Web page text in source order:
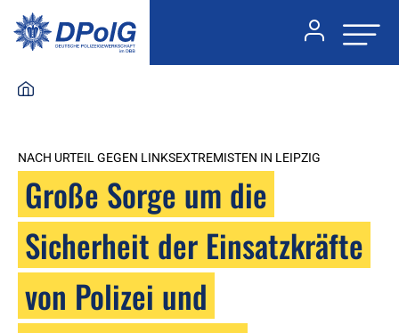
NACH URTEIL GEGEN LINKSEXTREMISTEN IN LEIPZIG
Große Sorge um die
Sicherheit der Einsatzkräfte
von Polizei und